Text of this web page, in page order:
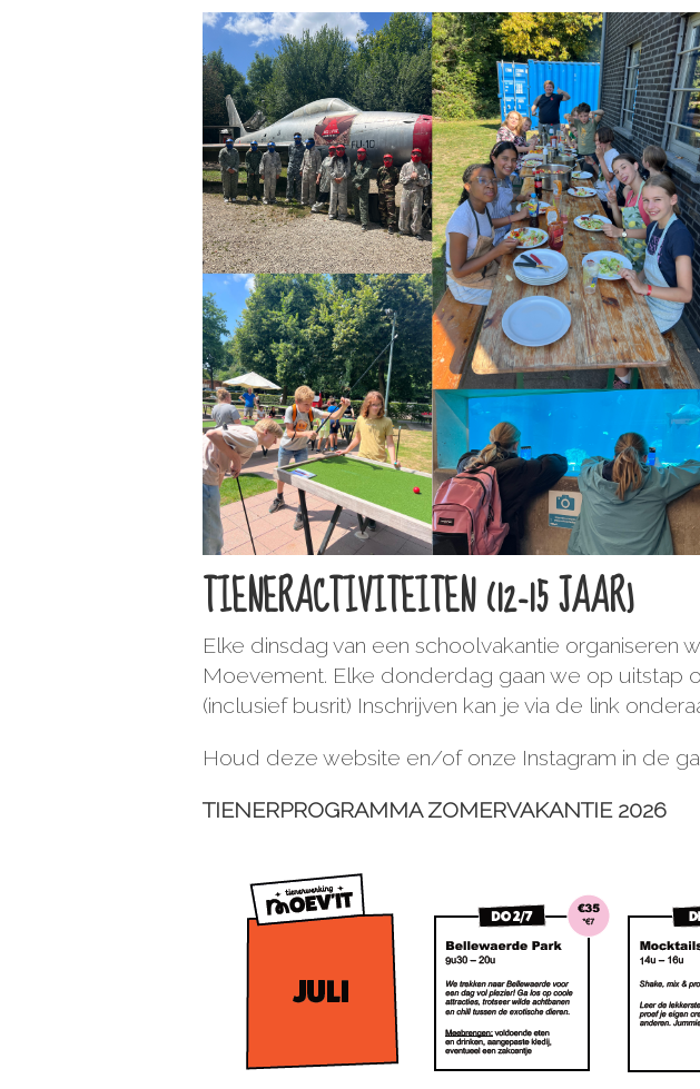
TIENERACTIVITEITEN (12-15 JAAR)
Elke dinsdag van een schoolvakantie organiseren
Moevement. Elke donderdag gaan we op uitstap
(inclusief busrit) Inschrijven kan je via de link
Houd deze website en/of onze Instagram in de
TIENERPROGRAMMA ZOMERVAKANTIE 2026